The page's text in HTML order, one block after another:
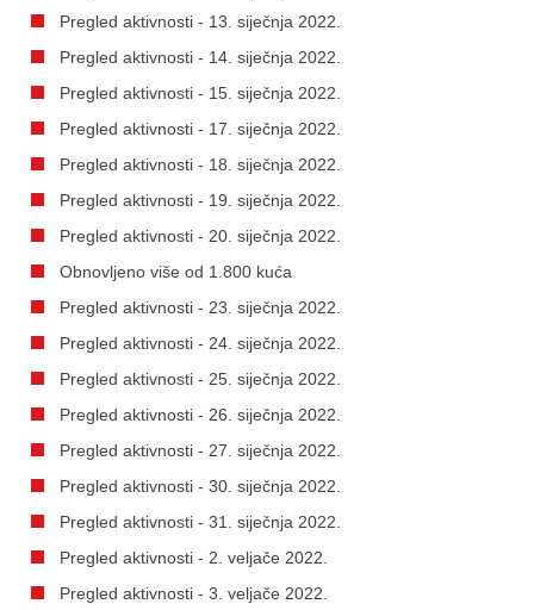
Pregled aktivnosti - 13. siječnja 2022.
Pregled aktivnosti - 14. siječnja 2022.
Pregled aktivnosti - 15. siječnja 2022.
Pregled aktivnosti - 17. siječnja 2022.
Pregled aktivnosti - 18. siječnja 2022.
Pregled aktivnosti - 19. siječnja 2022.
Pregled aktivnosti - 20. siječnja 2022.
Obnovljeno više od 1.800 kuća
Pregled aktivnosti - 23. siječnja 2022.
Pregled aktivnosti - 24. siječnja 2022.
Pregled aktivnosti - 25. siječnja 2022.
Pregled aktivnosti - 26. siječnja 2022.
Pregled aktivnosti - 27. siječnja 2022.
Pregled aktivnosti - 30. siječnja 2022.
Pregled aktivnosti - 31. siječnja 2022.
Pregled aktivnosti - 2. veljače 2022.
Pregled aktivnosti - 3. veljače 2022.